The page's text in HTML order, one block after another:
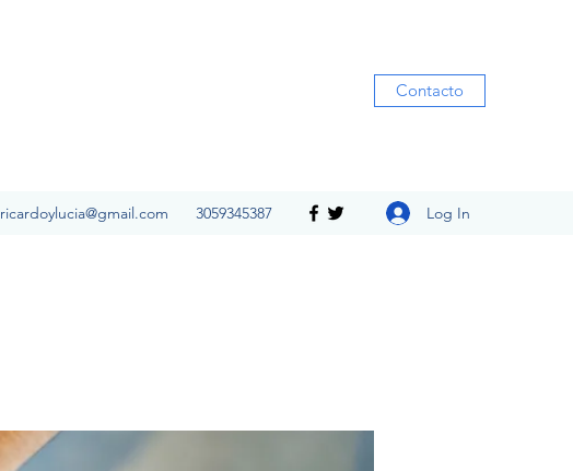
Contacto
ricardoylucia@gmail.com 3059345387 Log In